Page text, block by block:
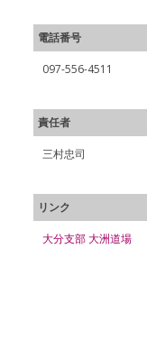
電話番号
097-556-4511
責任者
三村忠司
リンク
大分支部 大洲道場